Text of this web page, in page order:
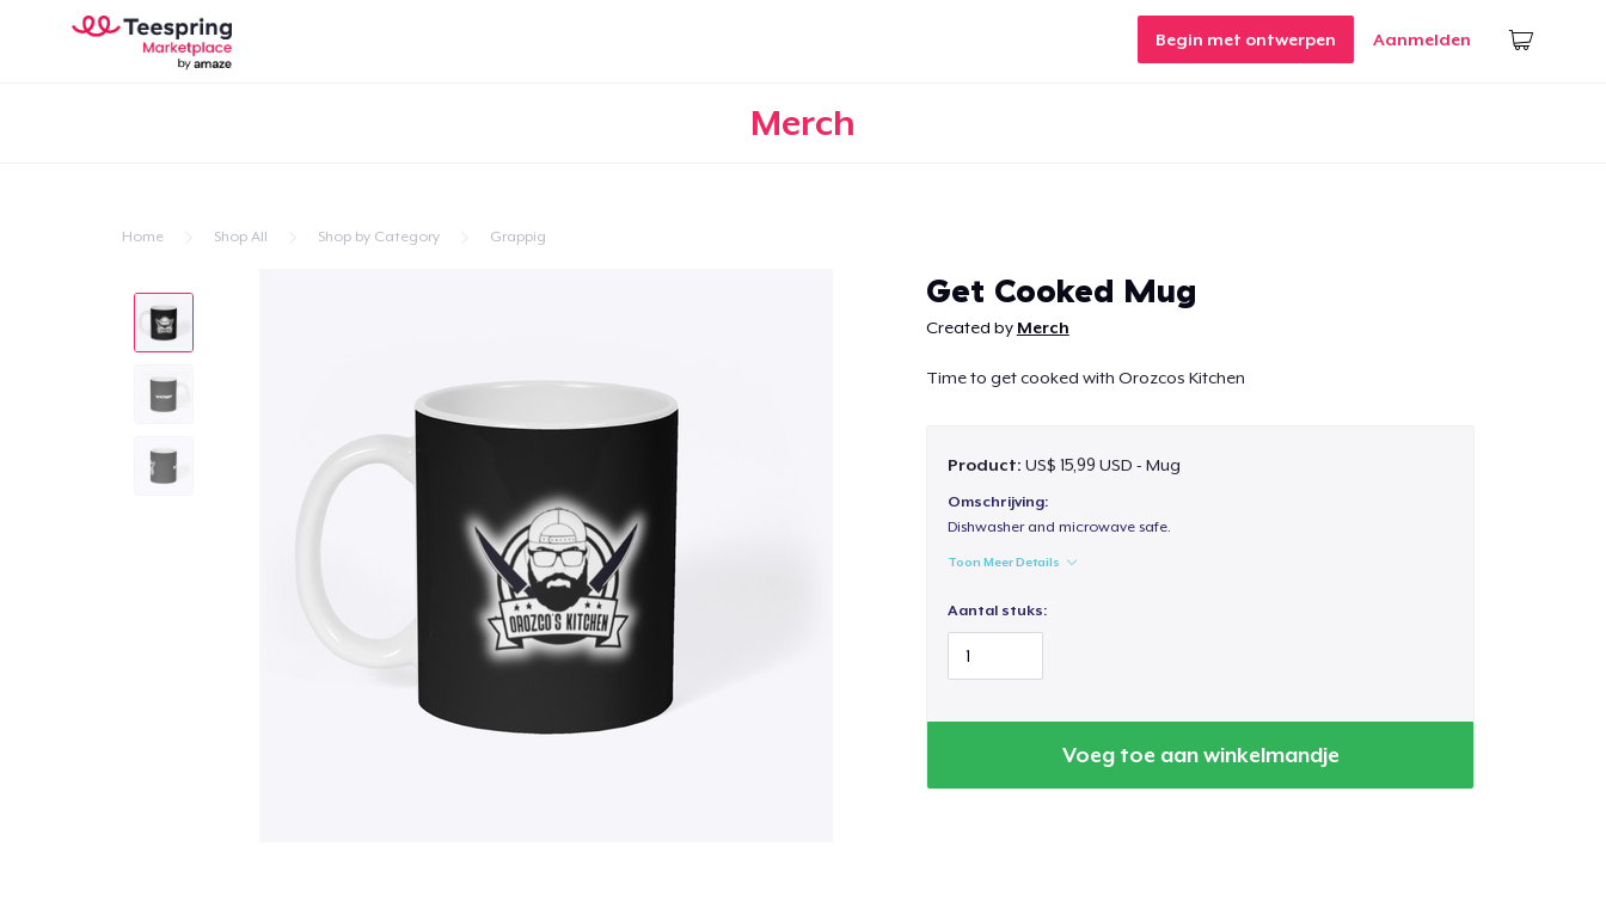
Begin met ontwerpen Aanmelden
Merch
Home Shop All Shop by Category Grappig
Get Cooked Mug
Created by Merch
Time to get cooked with Orozcos Kitchen
Product: US$ 15,99 USD - Mug
Omschrijving:
Dishwasher and microwave safe.
Toon Meer Details
Aantal stuks:
Voeg toe aan winkelmandje